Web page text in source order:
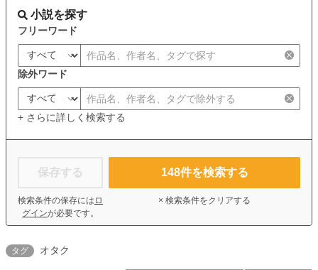
小説を探す
フリーワード
除外ワード
+ さらに詳しく検索する
保存する
検索条件の保存には ロ
グインが必要です。
148件を検索する
× 検索条件をクリアする
タグ オタク